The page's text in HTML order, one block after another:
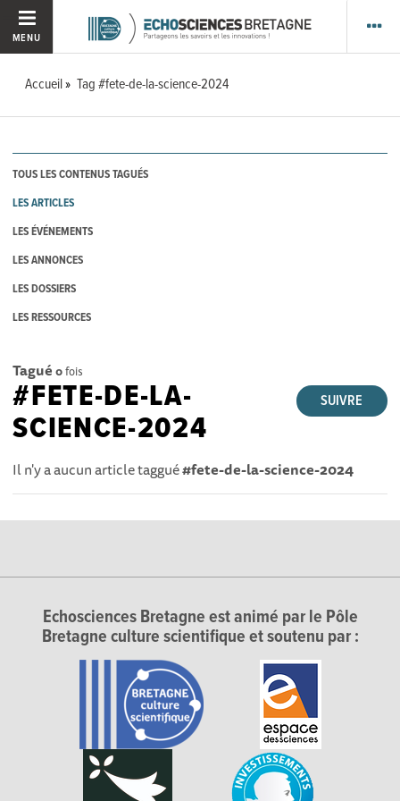
MENU
Accueil Tag #fete-de-la-science-2024
TOUS LES CONTENUS TAGUÉS
LES ARTICLES
LES ÉVÉNEMENTS
LES ANNONCES
LES DOSSIERS
LES RESSOURCES
Tagué 0fois
SUIVRE
#FETE-DE-LA-
SCIENCE-2024
Il n'y a aucun article taggué#fete-de-la-science-2024
Echosciences Bretagne est animé par le Pôle
Bretagne culture scientifique et soutenu par :